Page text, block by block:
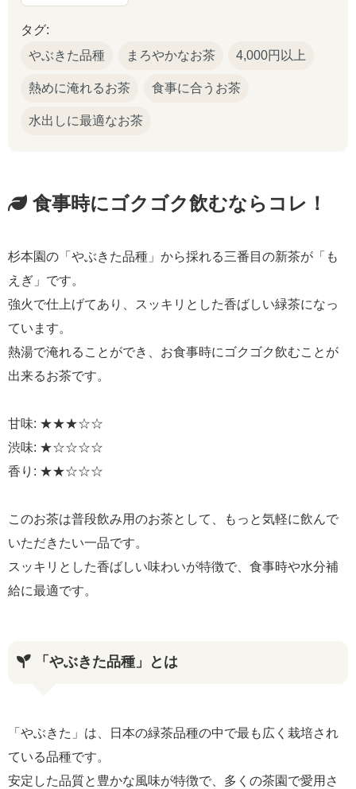
タグ:
やぶきた品種
まろやかなお茶 4,000円以上
熱めに淹れるお茶 食事に合うお茶
水出しに最適なお茶
食事時にゴクゴク飲むならコレ！
杉本園の「やぶきた品種」から採れる三番目の新茶が「も
えぎ」です。
強火で仕上げてあり、スッキリとした香ばしい緑茶になっ
ています。
熱湯で淹れることができ、お食事時にゴクゴク飲むことが
出来るお茶です。
甘味: ★★★☆☆
渋味: ★☆☆☆☆
香り: ★★☆☆☆
このお茶は普段飲み用のお茶として、もっと気軽に飲んで
いただきたい一品です。
スッキリとした香ばしい味わいが特徴で、食事時や水分補
給に最適です。
「やぶきた品種」とは
「やぶきた」は、日本の緑茶品種の中で最も広く栽培され
ている品種です。
安定した品質と豊かな風味が特徴で、多くの茶園で愛用さ